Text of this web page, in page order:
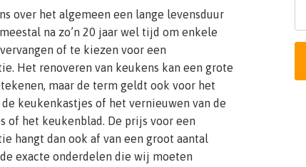
over het algemeen een lange levensduur
na zo’n 20 jaar wel tijd om enkele
of te kiezen voor een
Het renoveren van keukens kan een grote
maar de term geldt ook voor het
keukenkastjes of het vernieuwen van de
of het keukenblad. De prijs voor een
hangt dan ook af van een groot aantal
exacte onderdelen die wij moeten